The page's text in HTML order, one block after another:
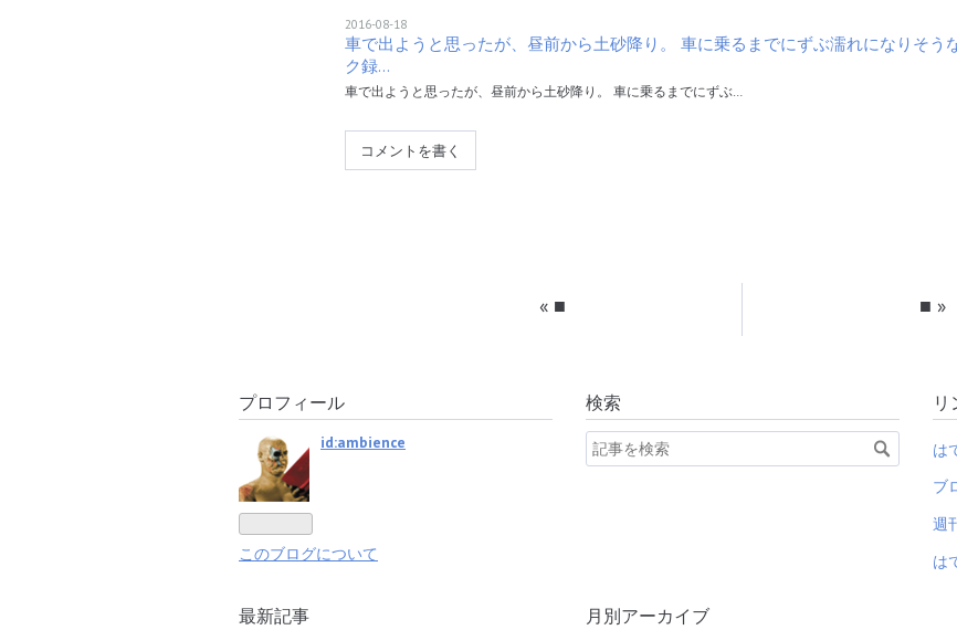
2016-08-18
車で出ようと思ったが、昼前から土砂降り。 車に乗るまでにずぶ濡れになりそう
ク録…
車で出ようと思ったが、昼前から土砂降り。 車に乗るまでにずぶ…
コメントを書く
« ■ ■ »
プロフィール
id:ambience
このブログについて
検索 リ
は
ブ
週
は
最新記事 月別アーカイブ